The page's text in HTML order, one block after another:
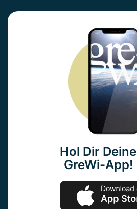
Hol Dir Deine
GreWi-App!